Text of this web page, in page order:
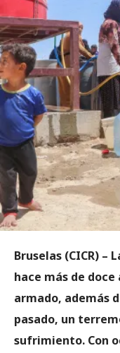
Bruselas (CICR) –
hace más de
armado, además
pasado, un
sufrimiento. Con